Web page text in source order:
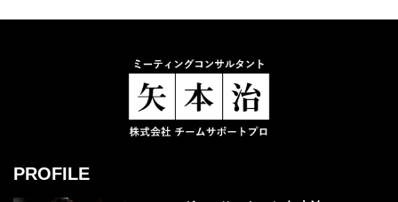
PROFILE